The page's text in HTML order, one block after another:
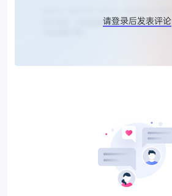
请登录后发表评论